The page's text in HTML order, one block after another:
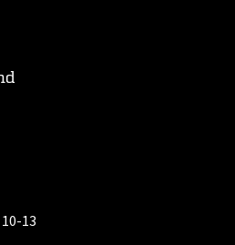
13